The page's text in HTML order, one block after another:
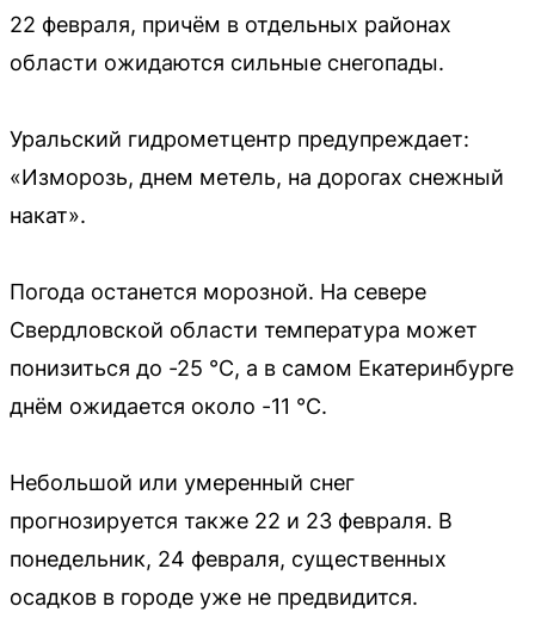
22 февраля, причём в отдельных районах
области ожидаются сильные снегопады.
Уральский гидрометцентр предупреждает:
«Изморозь, днем метель, на дорогах снежный
накат».
Погода останется морозной. На севере
Свердловской области температура может
понизиться до -25 °C, а в самом Екатеринбурге
днём ожидается около -11 °C.
Небольшой или умеренный снег
прогнозируется также 22 и 23 февраля. В
понедельник, 24 февраля, существенных
осадков в городе уже не предвидится.